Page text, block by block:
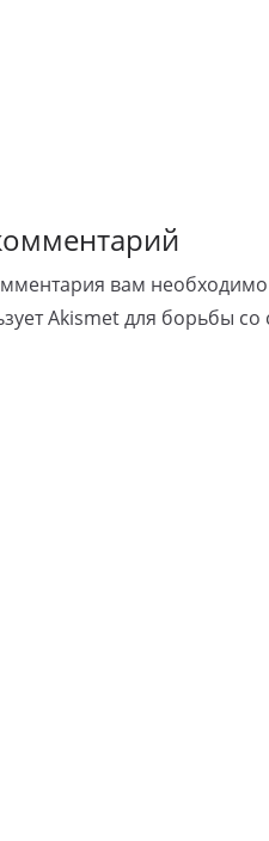
вам необходимо
Akismet для борьбы